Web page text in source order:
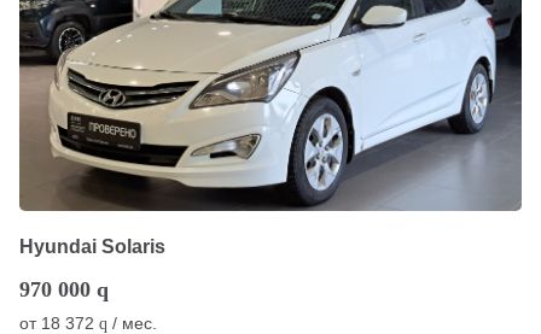
Hyundai Solaris
970 000 q
от 18 372 q / мес.